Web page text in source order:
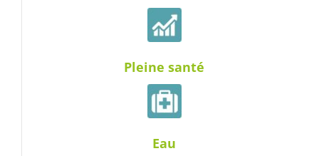
Pleine santé
Eau